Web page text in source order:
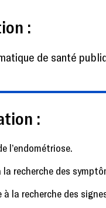
:
de santé
:
l’endométriose.
recherche des
à la recherche des